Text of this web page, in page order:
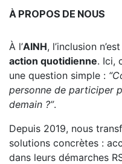
À PROPOS DE NOUS
À l’AINH, l’inclusion
action quotidienne. Ici,
une question simple :
personne de participer
demain ?”.
Depuis 2019, nous
solutions concrètes :
dans leurs démarches